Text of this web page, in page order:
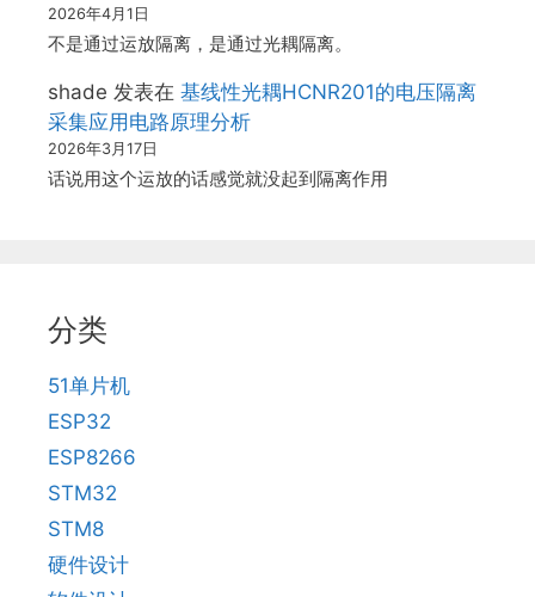
2026年4月1日
不是通过运放隔离，是通过光耦隔离。
shade 发表在 基线性光耦HCNR201的电压隔离
采集应用电路原理分析
2026年3月17日
话说用这个运放的话感觉就没起到隔离作用
分类
51单片机
ESP32
ESP8266
STM32
STM8
硬件设计